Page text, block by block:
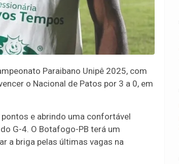
Paraibano Unipê 2025, com
o Nacional de Patos por 3 a 0, em
e abrindo uma confortável
G-4. O Botafogo-PB terá um
a briga pelas últimas vagas na